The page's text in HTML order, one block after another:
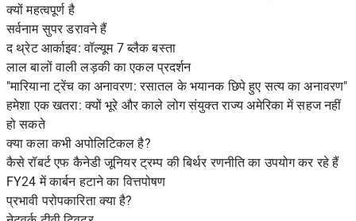
क्यों महत्वपूर्ण है
सर्वनाम सुपर डरावने हैं
द थ्रेट आर्काइव: वॉल्यूम 7 ब्लैक बस्ता
लाल बालों वाली लड़की का एकल प्रदर्शन
"मारियाना ट्रेंच का अनावरण: रसातल के भयानक छिपे हुए सत्य का अनावरण"
हमेशा एक खतरा: क्यों भूरे और काले लोग संयुक्त राज्य अमेरिका में सहज नहीं
हो सकते
क्या कला कभी अपोलिटिकल है?
कैसे रॉबर्ट एफ कैनेडी जूनियर ट्रम्प की बिर्थर रणनीति का उपयोग कर रहे हैं
FY24 में कार्बन हटाने का वित्तपोषण
प्रभावी परोपकारिता क्या है?